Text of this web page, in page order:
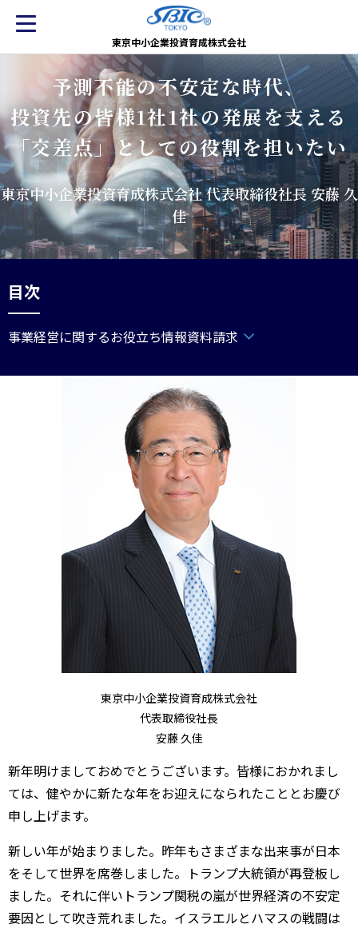
東京中小企業投資育成株式会社
予測不能の不安定な時代、
投資先の皆様1社1社の発展を支える
「交差点」としての役割を担いたい
東京中小企業投資育成株式会社 代表取締役社長 安藤 久
佳
目次
事業経営に関するお役立ち情報資料請求
東京中小企業投資育成株式会社
代表取締役社長
安藤 久佳
新年明けましておめでとうございます。皆様におかれまし
ては、健やかに新たな年をお迎えになられたこととお慶び
申し上げます。
新しい年が始まりました。昨年もさまざまな出来事が日本
をそして世界を席巻しました。トランプ大統領が再登板し
ました。それに伴いトランプ関税の嵐が世界経済の不安定
要因として吹き荒れました。イスラエルとハマスの戦闘は